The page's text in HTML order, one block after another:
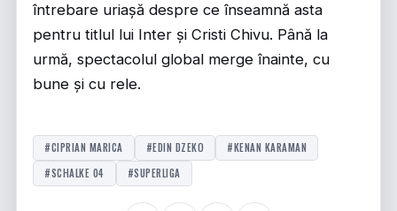
întrebare uriașă despre ce înseamnă asta
pentru titlul lui Inter și Cristi Chivu. Până la
urmă, spectacolul global merge înainte, cu
bune și cu rele.
#CIPRIAN MARICA #EDIN DZEKO
#KENAN KARAMAN
#SCHALKE 04
#SUPERLIGA